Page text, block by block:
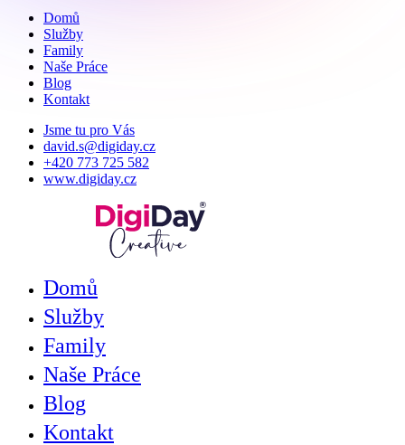
Domů
Služby
Family
Naše Práce
Blog
Kontakt
Jsme tu pro Vás
david.s@digiday.cz
+420 773 725 582
www.digiday.cz
Domů
Služby
Family
Naše Práce
Blog
Kontakt